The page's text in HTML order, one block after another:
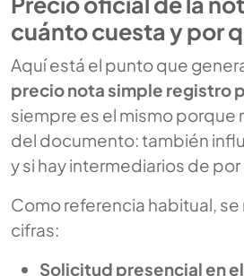
cuánto cuesta y por
Aquí está el punto que
precio nota simple registro
siempre es el mismo
del documento: también
y si hay intermediarios de por
Como referencia habitual,
cifras:
Solicitud presencial en